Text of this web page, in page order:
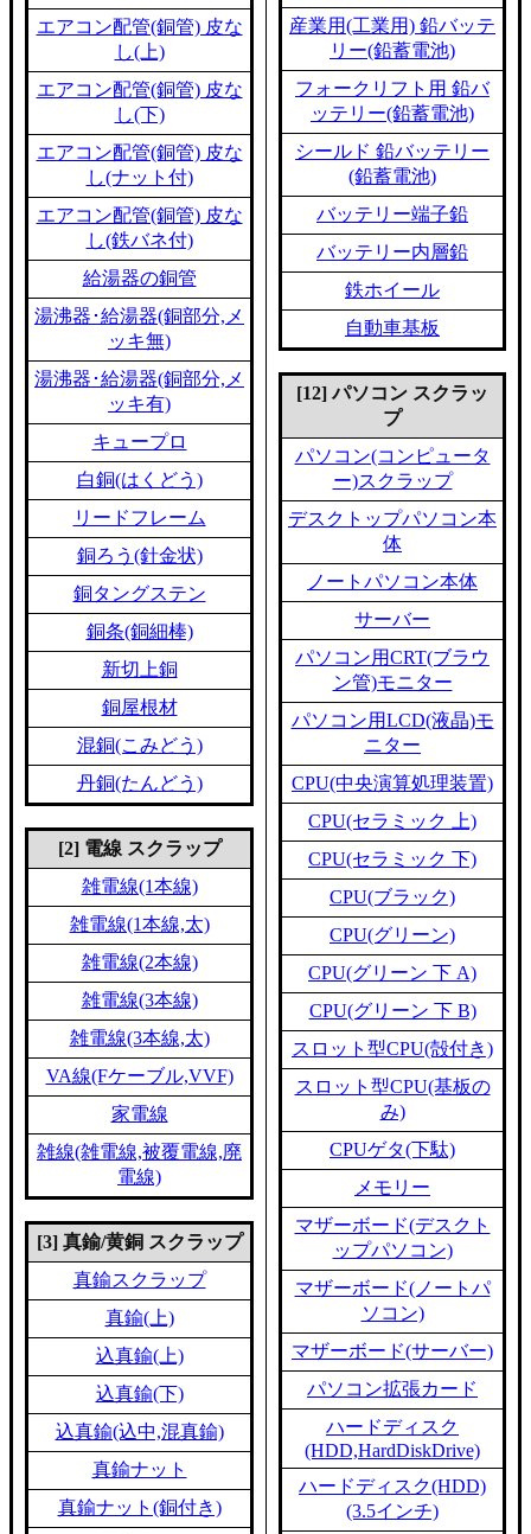
エアコン配管(銅管) 皮な
し(上)
エアコン配管(銅管) 皮な
し(下)
エアコン配管(銅管) 皮な
し(ナット付)
エアコン配管(銅管) 皮な
し(鉄バネ付)
給湯器の銅管
湯沸器･給湯器(銅部分,メ
ッキ無)
湯沸器･給湯器(銅部分,メ
ッキ有)
キュープロ
白銅(はくどう)
リードフレーム
銅ろう(針金状)
銅タングステン
銅条(銅細棒)
新切上銅
銅屋根材
混銅(こみどう)
丹銅(たんどう)
[2] 電線 スクラップ
雑電線(1本線)
雑電線(1本線,太)
雑電線(2本線)
雑電線(3本線)
雑電線(3本線,太)
VA線(Fケーブル,VVF)
家電線
雑線(雑電線,被覆電線,廃
電線)
[3] 真鍮/黄銅 スクラップ
真鍮スクラップ
真鍮(上)
込真鍮(上)
込真鍮(下)
込真鍮(込中,混真鍮)
真鍮ナット
真鍮ナット(銅付き)
産業用(工業用) 鉛バッテ
リー(鉛蓄電池)
フォークリフト用 鉛バ
ッテリー(鉛蓄電池)
シールド 鉛バッテリー
(鉛蓄電池)
バッテリー端子鉛
バッテリー内層鉛
鉄ホイール
自動車基板
[12] パソコン スクラッ
プ
パソコン(コンピュータ
ー)スクラップ
デスクトップパソコン本
体
ノートパソコン本体
サーバー
パソコン用CRT(ブラウ
ン管)モニター
パソコン用LCD(液晶)モ
ニター
CPU(中央演算処理装置)
CPU(セラミック 上)
CPU(セラミック 下)
CPU(ブラック)
CPU(グリーン)
CPU(グリーン 下 A)
CPU(グリーン 下 B)
スロット型CPU(殻付き)
スロット型CPU(基板の
み)
CPUゲタ(下駄)
メモリー
マザーボード(デスクト
ップパソコン)
マザーボード(ノートパ
ソコン)
マザーボード(サーバー)
パソコン拡張カード
ハードディスク
(HDD,HardDiskDrive)
ハードディスク(HDD)
(3.5インチ)